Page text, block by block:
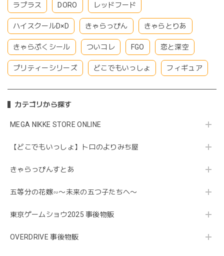
ラプラス DORO レッドフード
ハイスクールD×D きゃらっぴん きゃらとりあ
きゃらぷくシール ついコレ FGO 恋と深空
プリティーシリーズ どこでもいっしょ フィギュア
カテゴリから探す
MEGA NIKKE STORE ONLINE
【どこでもいっしょ】トロのよりみち屋
きゃらっぴんすとあ
五等分の花嫁∽〜未来の五つ子たちへ〜
東京ゲームショウ2025 事後物販
OVERDRIVE 事後物販